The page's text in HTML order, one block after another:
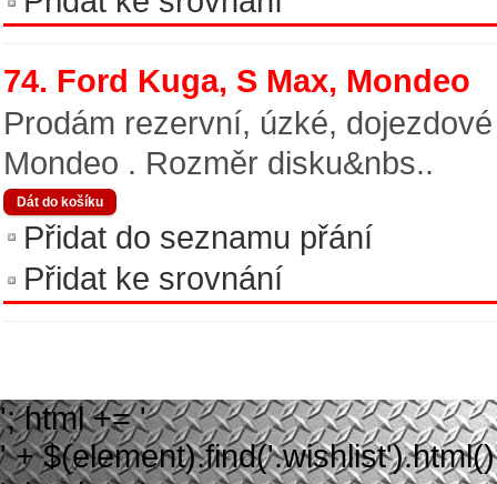
74. Ford Kuga, S Max, Mondeo
Prodám rezervní, úzké,
Mondeo . Rozměr disku&nbs..
Přidat do seznamu přání
Přidat ke srovnání
'; html += '
' +